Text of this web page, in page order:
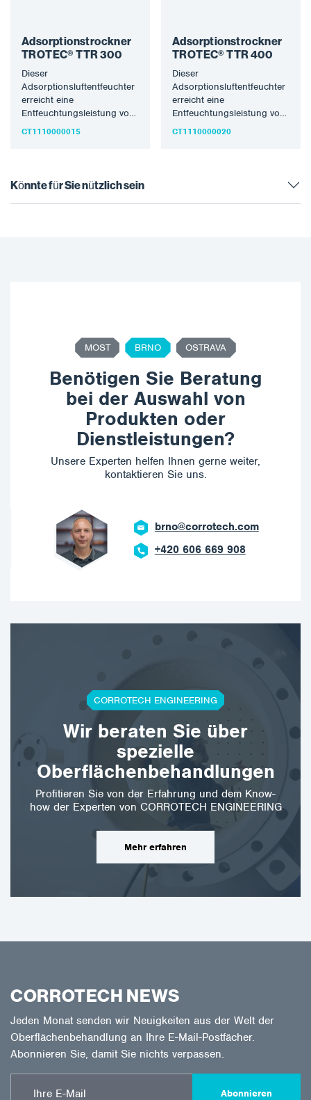
Adsorptionstrockner
TROTEC® TTR 300
Dieser
Adsorptionsluftentfeuchter
erreicht eine
Entfeuchtungsleistung von
ca. 0,7 kg/h. Er ist leicht,
CT1110000015
Adsorptionstrockner
TROTEC® TTR 400
Dieser
Adsorptionsluftentfeuchter
erreicht eine
Entfeuchtungsleistung von
ca. 1,2 kg/h. Er ist leicht,
CT1110000020
Könnte für Sie nützlich sein
MOST BRNO OSTRAVA
Benötigen Sie Beratung
bei der Auswahl von
Produkten oder
Dienstleistungen?
Unsere Experten helfen Ihnen gerne weiter,
kontaktieren Sie uns.
brno@corrotech.com
+420 606 669 908
CORROTECH ENGINEERING
Wir beraten Sie über
spezielle
Oberflächenbehandlungen
Profitieren Sie von der Erfahrung und dem Know-
how der Experten von CORROTECH ENGINEERING
Mehr erfahren
CORROTECH NEWS
Jeden Monat senden wir Neuigkeiten aus der Welt der
Oberflächenbehandlung an Ihre E-Mail-Postfächer.
Abonnieren Sie, damit Sie nichts verpassen.
Abonnieren